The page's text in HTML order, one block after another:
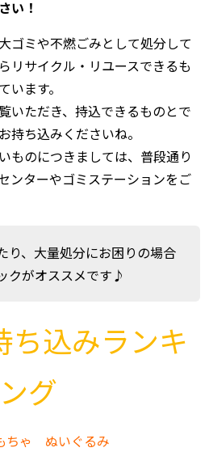
い！
ゴミや不燃ごみとして処分して
リサイクル・リユースできるも
ます。
いただき、持込できるものとで
持ち込みくださいね。
ものにつきましては、普段通り
ンターやゴミステーションをご
り、大量処分にお困りの場合
クがオススメです♪
ち込みランキ
ング
ちゃ ぬいぐるみ